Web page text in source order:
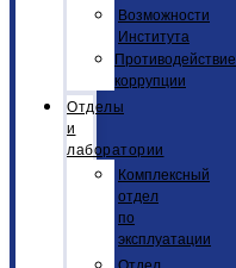
Возможности
Института
Противодействие
коррупции
Отделы
и
лаборатории
Комплексный
отдел
по
эксплуатации